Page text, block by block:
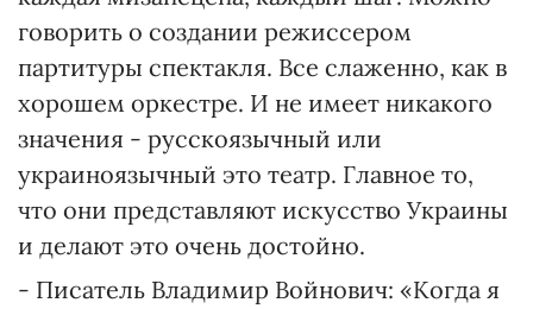
говорить о создании режиссером
партитуры спектакля. Все слаженно, как в
хорошем оркестре. И не имеет никакого
значения - русскоязычный или
украиноязычный это театр. Главное то,
что они представляют искусство Украины
и делают это очень достойно.
- Писатель Владимир Войнович: «Когда я